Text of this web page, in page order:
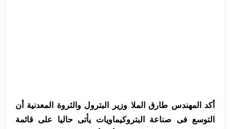
أكد المهندس طارق الملا وزير البترول والثروة المعدنية أن
التوسع فى صناعة البتروكيماويات يأتى حاليا على قائمة